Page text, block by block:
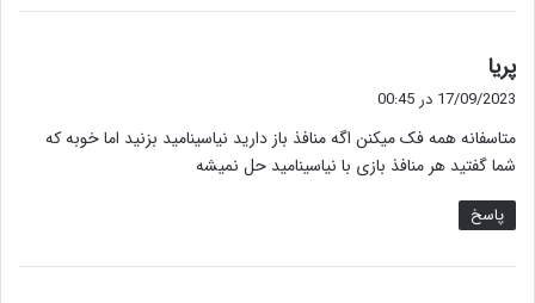
پریا
ف
:
17/09/2023 در 00:45
متاسفانه همه فک میکنن اگه منافذ باز دارید نیاسینامید بزنید اما خوبه که
شما گفتید هر منافذ بازی با نیاسینامید حل نمیشه
پاسخ